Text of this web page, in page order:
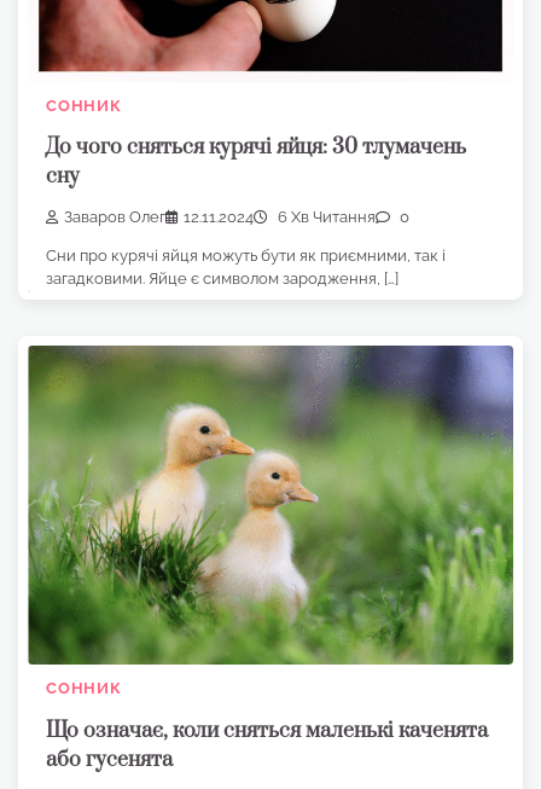
СОННИК
До чого сняться курячі яйця: 30 тлумачень
сну
Заваров Олег 12.11.2024 6 Хв Читання 0
Сни про курячі яйця можуть бути як приємними, так і
загадковими. Яйце є символом зародження, […]
СОННИК
Що означає, коли сняться маленькі каченята
або гусенята